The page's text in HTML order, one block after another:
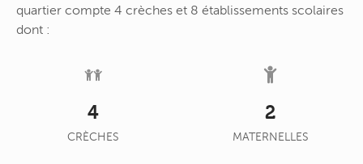
quartier compte 4 crèches et 8 établissements scolaires
dont :
4
CRÈCHES
2
MATERNELLES